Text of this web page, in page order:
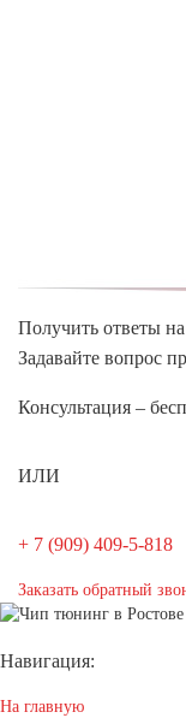
Получить ответы
Задавайте вопрос
Консультация –
ИЛИ
+ 7 (909) 409-5-818
Заказать обратный
Навигация:
На главную